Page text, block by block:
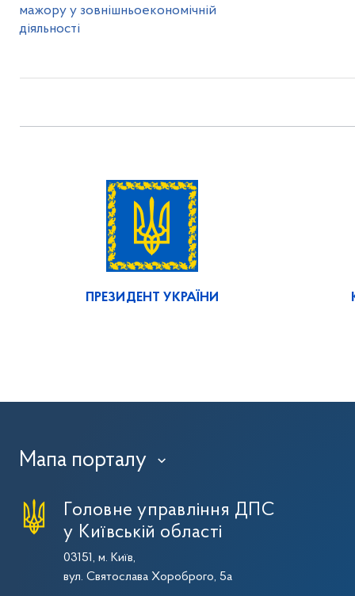
мажору у зовнішньоекономічній
діяльності
ПРЕЗИДЕНТ УКРАЇНИ
Мапа порталу ›
Головне управління ДПС
у Київській області
03151, м. Київ,
вул. Святослава Хороброго, 5а